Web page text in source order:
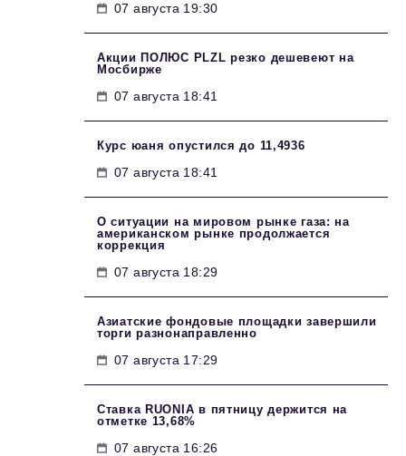
07 августа 19:30
Акции ПОЛЮС PLZL резко дешевеют на
Мосбирже
07 августа 18:41
Курс юаня опустился до 11,4936
07 августа 18:41
О ситуации на мировом рынке газа: на
американском рынке продолжается
коррекция
07 августа 18:29
Азиатские фондовые площадки завершили
торги разнонаправленно
07 августа 17:29
Ставка RUONIA в пятницу держится на
отметке 13,68%
07 августа 16:26